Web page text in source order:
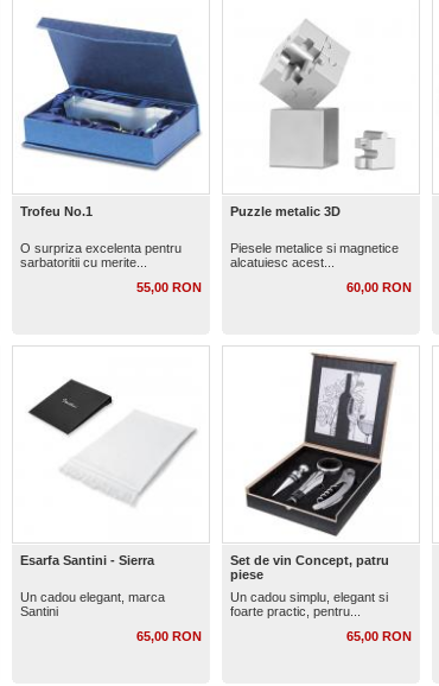
Trofeu No.1
O surpriza excelenta pentru
sarbatoritii cu merite...
55,00 RON
Puzzle metalic 3D
Piesele metalice si magnetice
alcatuiesc acest...
60,00 RON
Esarfa Santini - Sierra
Un cadou elegant, marca
Santini
65,00 RON
Set de vin Concept, patru
piese
Un cadou simplu, elegant si
foarte practic, pentru...
65,00 RON